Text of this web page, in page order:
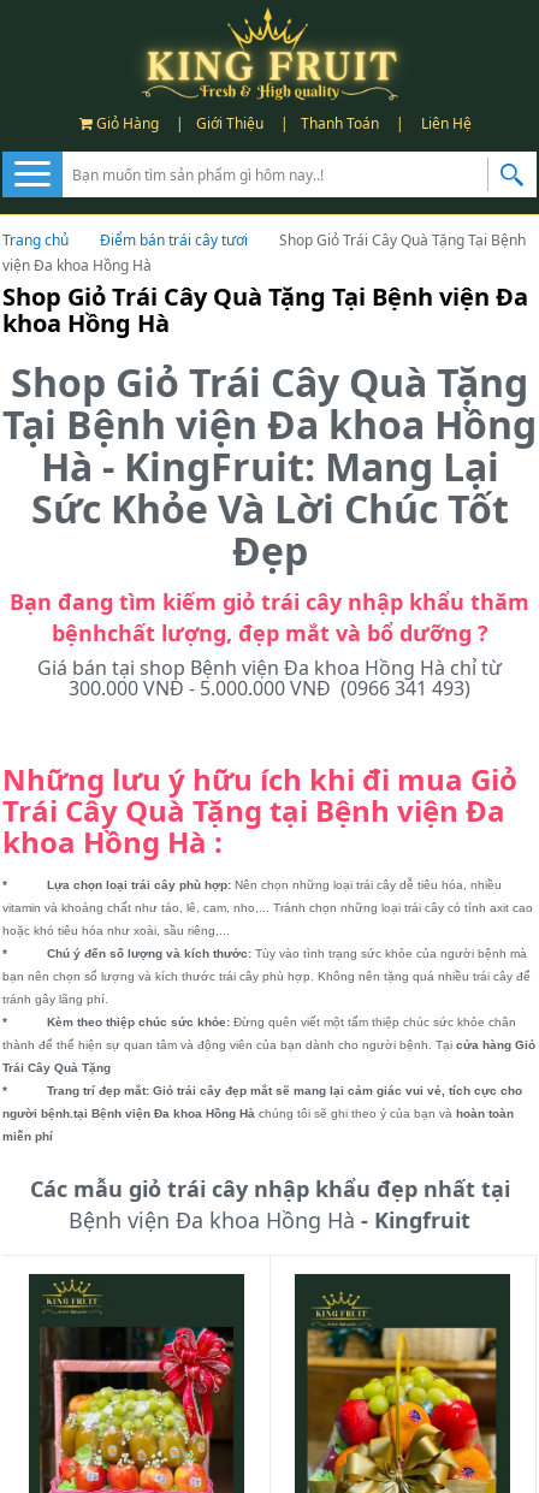
Giỏ Hàng | Giới Thiệu | Thanh Toán | Liên Hệ
Trang chủ Điểm bán trái cây tươi
Shop Giỏ Trái Cây Quà Tặng Tại Bệnh
viện Đa khoa Hồng Hà
Shop Giỏ Trái Cây Quà Tặng Tại Bệnh viện Đa
khoa Hồng Hà
Shop Giỏ Trái Cây Quà Tặng
Tại Bệnh viện Đa khoa Hồng
Hà - KingFruit: Mang Lại
Sức Khỏe Và Lời Chúc Tốt
Đẹp
Bạn đang tìm kiếm giỏ trái cây nhập khẩu thăm
bệnhchất lượng, đẹp mắt và bổ dưỡng ?
Giá bán tại shop Bệnh viện Đa khoa Hồng Hà chỉ từ
300.000 VNĐ - 5.000.000 VNĐ (0966 341 493)
Những lưu ý hữu ích khi đi mua Giỏ
Trái Cây Quà Tặng tại Bệnh viện Đa
khoa Hồng Hà :
* Lựa chọn loại trái cây phù hợp: Nên chọn những loại trái cây dễ tiêu hóa, nhiều
vitamin và khoáng chất như táo, lê, cam, nho,... Tránh chọn những loại trái cây có tính axit cao
hoặc khó tiêu hóa như xoài, sầu riêng,...
* Chú ý đến số lượng và kích thước: Tùy vào tình trạng sức khỏe của người bệnh mà
bạn nên chọn số lượng và kích thước trái cây phù hợp. Không nên tặng quá nhiều trái cây để
tránh gây lãng phí.
* Kèm theo thiệp chúc sức khỏe: Đừng quên viết một tấm thiệp chúc sức khỏe chân
thành để thể hiện sự quan tâm và động viên của bạn dành cho người bệnh. Tại cửa hàng Giỏ
Trái Cây Quà Tặng
* Trang trí đẹp mắt: Giỏ trái cây đẹp mắt sẽ mang lại cảm giác vui vẻ, tích cực cho
người bệnh.tại Bệnh viện Đa khoa Hồng Hà chúng tôi sẽ ghi theo ý của bạn và hoàn toàn
miễn phí
Các mẫu giỏ trái cây nhập khẩu đẹp nhất tại
Bệnh viện Đa khoa Hồng Hà - Kingfruit